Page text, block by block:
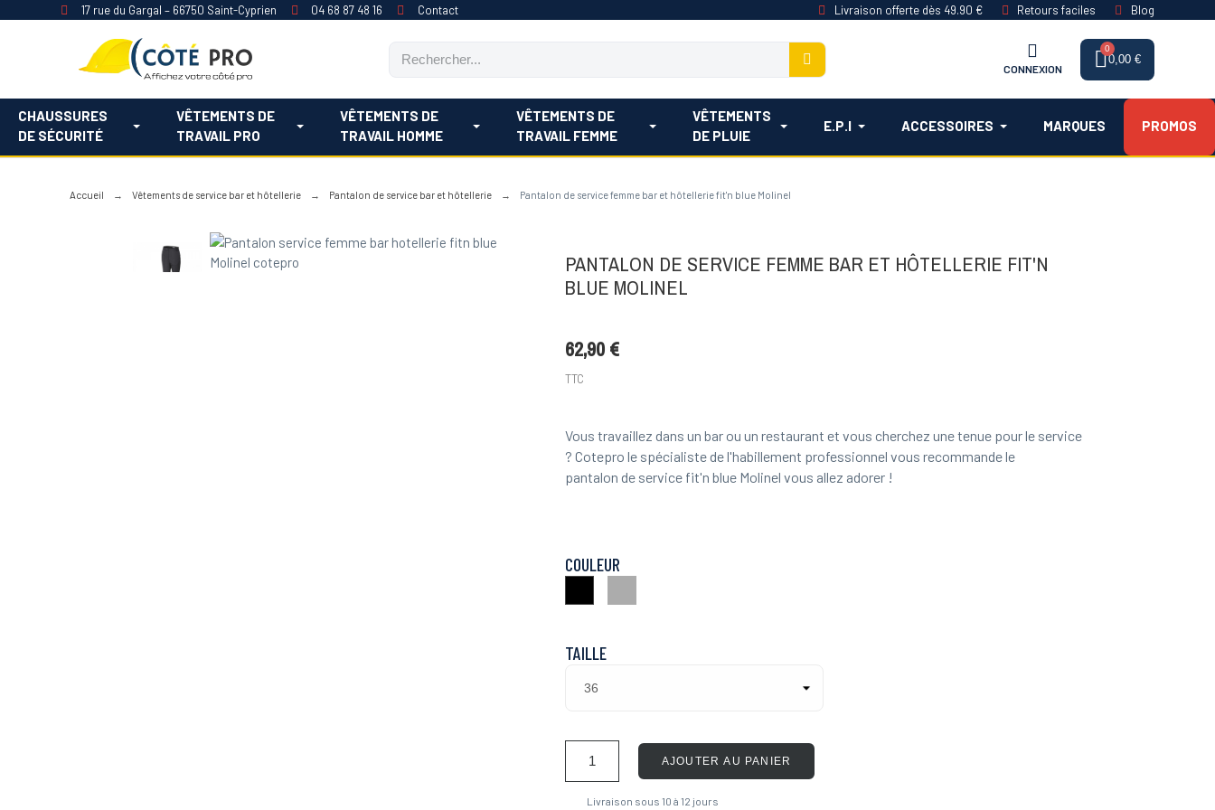
17 rue du Gargal – 66750 Saint-Cyprien 04 68 87 48 16 Contact Livraison offerte dès 49.90 € Retours faciles Blog
CONNEXION
0,00 €
CHAUSSURES
DE SÉCURITÉ
VÊTEMENTS DE
TRAVAIL PRO
VÊTEMENTS DE
TRAVAIL HOMME
VÊTEMENTS DE
TRAVAIL FEMME
VÊTEMENTS
DE PLUIE
E.P.I ACCESSOIRES MARQUES PROMOS
Accueil Vêtements de service bar et hôtellerie Pantalon de service bar et hôtellerie Pantalon de service femme bar et hôtellerie fit'n blue Molinel
PANTALON DE SERVICE FEMME BAR ET HÔTELLERIE FIT'N
BLUE MOLINEL
62,90 €
TTC
Vous travaillez dans un bar ou un restaurant et vous cherchez une tenue pour le service
? Cotepro le spécialiste de l'habillement professionnel vous recommande le
pantalon de service fit'n blue Molinel vous allez adorer !
COULEUR
TAILLE
AJOUTER AU PANIER
Livraison sous 10 à 12 jours